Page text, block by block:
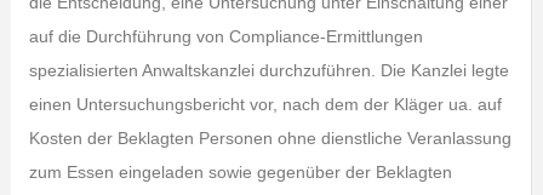
auf die Durchführung von Compliance-Ermittlungen
spezialisierten Anwaltskanzlei durchzuführen. Die Kanzlei legte
einen Untersuchungsbericht vor, nach dem der Kläger ua. auf
Kosten der Beklagten Personen ohne dienstliche Veranlassung
zum Essen eingeladen sowie gegenüber der Beklagten